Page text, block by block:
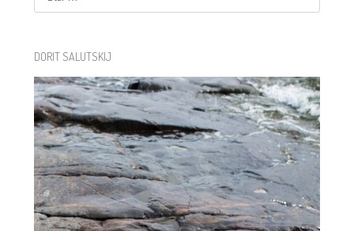
DORIT SALUTSKIJ